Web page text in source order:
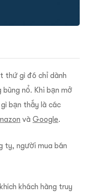
thứ gì đó chỉ dành
nổ. Khi bạn mở
bạn thấy là các
và Google.
ty, người mua bán
khách hàng truy